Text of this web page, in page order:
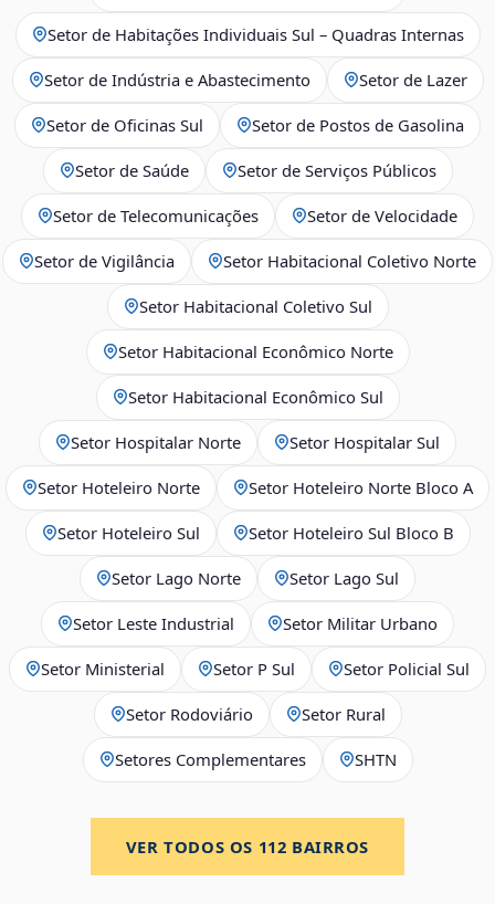
Setor de Habitações Individuais Sul – Quadras Internas
Setor de Indústria e Abastecimento Setor de Lazer
Setor de Oficinas Sul Setor de Postos de Gasolina
Setor de Saúde Setor de Serviços Públicos
Setor de Telecomunicações Setor de Velocidade
Setor de Vigilância Setor Habitacional Coletivo Norte
Setor Habitacional Coletivo Sul
Setor Habitacional Econômico Norte
Setor Habitacional Econômico Sul
Setor Hospitalar Norte Setor Hospitalar Sul
Setor Hoteleiro Norte Setor Hoteleiro Norte Bloco A
Setor Hoteleiro Sul Setor Hoteleiro Sul Bloco B
Setor Lago Norte Setor Lago Sul
Setor Leste Industrial Setor Militar Urbano
Setor Ministerial Setor P Sul Setor Policial Sul
Setor Rodoviário Setor Rural
Setores Complementares SHTN
VER TODOS OS 112 BAIRROS